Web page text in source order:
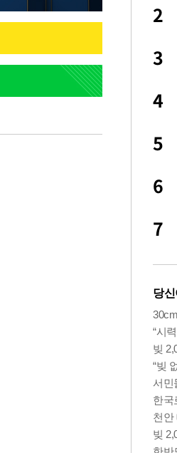
연인 집착에 친구들과 연락 끊어"
막힌 UDT 훈련 직접 해봤습니
신 女유튜버 '완벽 소화'
박민하, 배우·국가대표 병행하더
"…정부 과제로 속도내는 K-제약
2
3
4
5
6
7